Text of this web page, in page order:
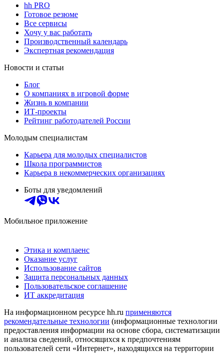
hh PRO
Готовое резюме
Все сервисы
Хочу у вас работать
Производственный календарь
Экспертная рекомендация
Новости и статьи
Блог
О компаниях в игровой форме
Жизнь в компании
ИТ-проекты
Рейтинг работодателей России
Молодым специалистам
Карьера для молодых специалистов
Школа программистов
Карьера в некоммерческих организациях
Боты для уведомлений
Мобильное приложение
Этика и комплаенс
Оказание услуг
Использование сайтов
Защита персональных данных
Пользовательское соглашение
ИТ аккредитация
На информационном ресурсе hh.ru применяются
рекомендательные технологии (информационные технологии
предоставления информации на основе сбора, систематизации
и анализа сведений, относящихся к предпочтениям
пользователей сети «Интернет», находящихся на территории